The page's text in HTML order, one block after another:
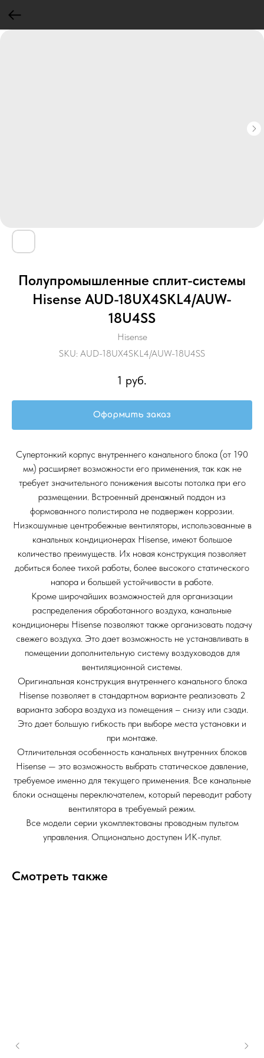
Полупромышленные сплит-системы
Hisense AUD-18UX4SKL4/AUW-
18U4SS
Hisense
SKU: AUD-18UX4SKL4/AUW-18U4SS
1 руб.
Оформить заказ
Супертонкий корпус внутреннего канального блока (от 190
мм) расширяет возможности его применения, так как не
требует значительного понижения высоты потолка при его
размещении. Встроенный дренажный поддон из
формованного полистирола не подвержен коррозии.
Низкошумные центробежные вентиляторы, использованные в
канальных кондиционерах Hisense, имеют большое
количество преимуществ. Их новая конструкция позволяет
добиться более тихой работы, более высокого статического
напора и большей устойчивости в работе.
Кроме широчайших возможностей для организации
распределения обработанного воздуха, канальные
кондиционеры Hisense позволяют также организовать подачу
свежего воздуха. Это дает возможность не устанавливать в
помещении дополнительную систему воздуховодов для
вентиляционной системы.
Оригинальная конструкция внутреннего канального блока
Hisense позволяет в стандартном варианте реализовать 2
варианта забора воздуха из помещения – снизу или сзади.
Это дает большую гибкость при выборе места установки и
при монтаже.
Отличительная особенность канальных внутренних блоков
Hisense — это возможность выбрать статическое давление,
требуемое именно для текущего применения. Все канальные
блоки оснащены переключателем, который переводит работу
вентилятора в требуемый режим.
Все модели серии укомплектованы проводным пультом
управления. Опционально доступен ИК-пульт.
Смотреть также